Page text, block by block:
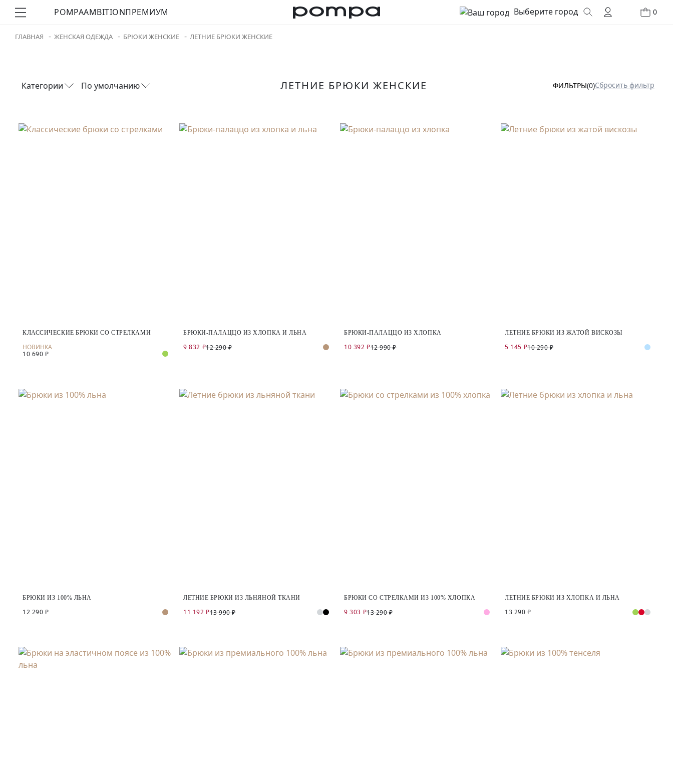
POMPAAMBITIONПРЕМИУМ Выберите город 0
ГЛАВНАЯ ЖЕНСКАЯ ОДЕЖДА БРЮКИ ЖЕНСКИЕ ЛЕТНИЕ БРЮКИ ЖЕНСКИЕ
Категории По умолчанию ЛЕТНИЕ БРЮКИ ЖЕНСКИЕ ФИЛЬТРЫ(0)Сбросить фильтр
КЛАССИЧЕСКИЕ БРЮКИ СО СТРЕЛКАМИ
10 690 ₽
БРЮКИ-ПАЛАЦЦО ИЗ ХЛОПКА И ЛЬНА
9 832 ₽12 290 ₽
БРЮКИ-ПАЛАЦЦО ИЗ ХЛОПКА
10 392 ₽12 990 ₽
ЛЕТНИЕ БРЮКИ ИЗ ЖАТОЙ ВИСКОЗЫ
5 145 ₽10 290 ₽
БРЮКИ ИЗ 100% ЛЬНА
12 290 ₽
ЛЕТНИЕ БРЮКИ ИЗ ЛЬНЯНОЙ ТКАНИ
11 192 ₽13 990 ₽
БРЮКИ СО СТРЕЛКАМИ ИЗ 100% ХЛОПКА
9 303 ₽13 290 ₽
ЛЕТНИЕ БРЮКИ ИЗ ХЛОПКА И ЛЬНА
13 290 ₽